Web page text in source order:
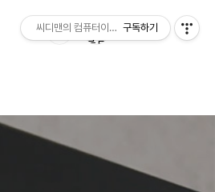
씨디맨의 컴퓨터이야기구독하기